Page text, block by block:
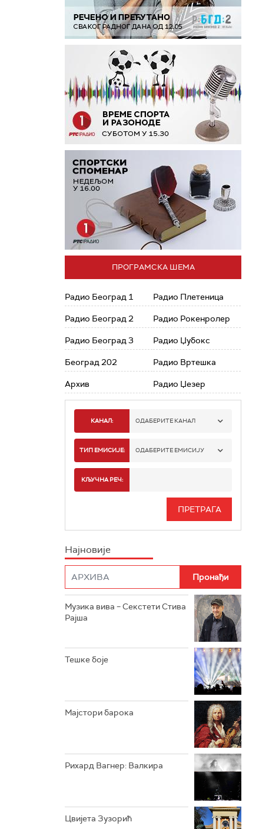
ПРОГРАМСКА ШЕМА
Радио Београд 1
Радио Београд 2
Радио Београд 3
Београд 202
Архив
Радио Плетеница
Радио Рокенролер
Радио Џубокс
Радио Вртешка
Радио Џезер
КАНАЛ: ОДАБЕРИТЕ КАНАЛ
РАДИО БЕОГРАД 1
РАДИО БЕОГРАД 3
РАДИО РОКЕНРОЛЕР
РАДИО ЏУБОКС
РАДИО ВРТЕШКА
РАДИО ЏЕЗЕР
ТИП ЕМИСИЈЕ: ОДАБЕРИТЕ ЕМИСИЈУ
ИНФО
КЉУЧНА РЕЧ:
Најновије
Музика вива – Секстети Стива
Рајша
Тешке боје
Мајстори барока
Рихард Вагнер: Валкира
Цвијета Зузорић